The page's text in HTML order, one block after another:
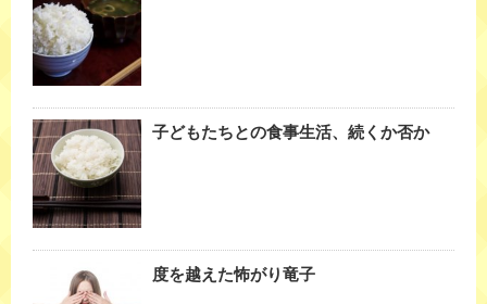
子どもたちとの食事生活、続くか否か
度を越えた怖がり竜子